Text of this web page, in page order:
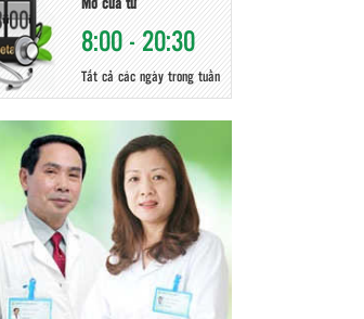
8:00 - 20:30
Tất cả các ngày trong tuần